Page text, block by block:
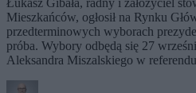
Łukasz Gibała, radny i założyciel
Mieszkańców, ogłosił na Rynku
przedterminowych wyborach
próba. Wybory odbędą się 27
Aleksandra Miszalskiego w